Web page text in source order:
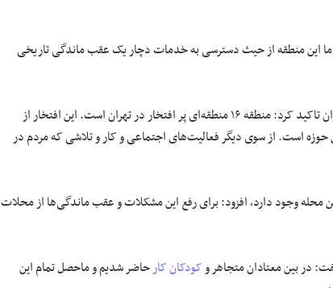
که دستاورد مردم منطقه ۱۶ است، اما این منطقه از حیث دسترسی به خدمات دچار یک عقب ماندگی تاریخی
علیرضا زاکانی شهردار تهران بعد از بازدید از منطقه ۱۶ و محله باغ آذری در جمع خبرنگاران تاکید کرد: منطقه ۱۶ منطقه‌ای پر افتخار در تهران است. این افتخار از
حوزه است. از سوی دیگر فعالیت‌های اجتماعی و کار و تلاشی که مردم در
محله وجود دارد، افزود: برای رفع این مشکلات و عقب ماندگی‌ها از محلات
در بین معتادان متجاهر وکودکان کارحاضر شدیم و ماحصل تمام این